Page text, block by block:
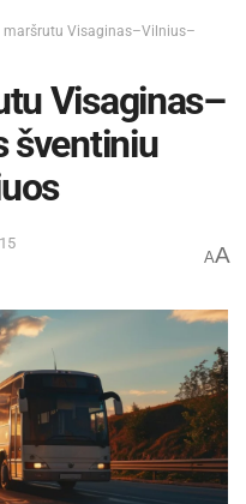
maršrutu Visaginas–Vilnius–
Visaginas–
šventiniu
AA